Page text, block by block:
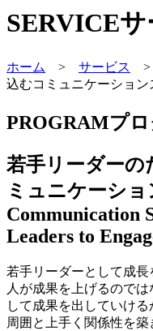
SERVICEサ
ホーム > サービス
>
込むコミュニケーション
PROGRAMプ
若手リーダーの
ミュニケーシ
Communication
Leaders to
若手リーダーとして成
人が成果を上げるので
して成果を出していける
周囲と上手く関係性を